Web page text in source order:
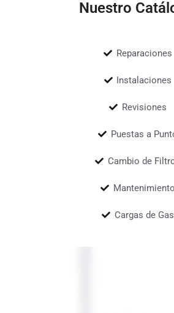
Nuestro
Reparaciones
Instalaciones
Revisiones
Puestas a
Cambio de
Mantenimiento
Cargas de Gas